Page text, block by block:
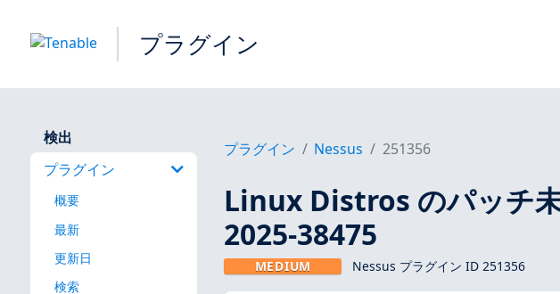
プラグイン
検出
プラグイン
概要
最新
更新日
検索
プラグイン Nessus 251356
Linux Distros のパッチ
2025-38475
MEDIUM Nessus プラグイン ID 251356